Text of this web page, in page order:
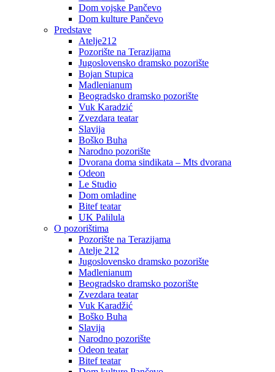
Dom vojske Pančevo
Dom kulture Pančevo
Predstave
Atelje212
Pozorište na Terazijama
Jugoslovensko dramsko pozorište
Bojan Stupica
Madlenianum
Beogradsko dramsko pozorište
Vuk Karadzić
Zvezdara teatar
Slavija
Boško Buha
Narodno pozorište
Dvorana doma sindikata – Mts dvorana
Odeon
Le Studio
Dom omladine
Bitef teatar
UK Palilula
O pozorištima
Pozorište na Terazijama
Atelje 212
Jugoslovensko dramsko pozorište
Madlenianum
Beogradsko dramsko pozorište
Zvezdara teatar
Vuk Karadžić
Boško Buha
Slavija
Narodno pozorište
Odeon teatar
Bitef teatar